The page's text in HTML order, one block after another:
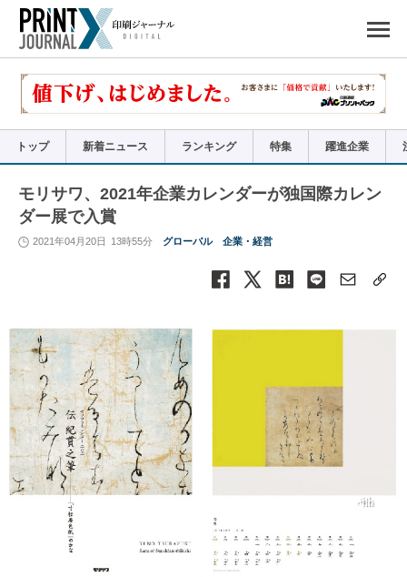
で
リ
トップ 新着ニュース ランキング 特集 躍進企業
モリサワ、2021年企業カレンダーが独国際カレン
ダー展で入賞
2021年04月20日 13時55分 グローバル 企業・経営